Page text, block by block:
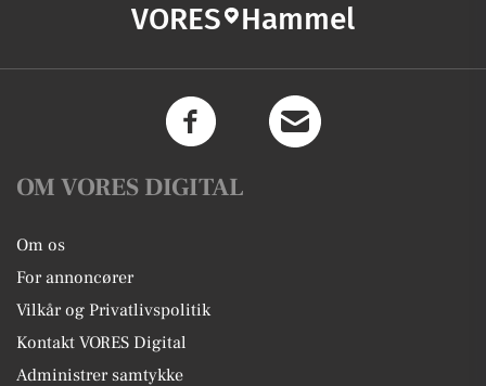
VORES Hammel
OM VORES DIGITAL
Om os
For annoncører
Vilkår og Privatlivspolitik
Kontakt VORES Digital
Administrer samtykke